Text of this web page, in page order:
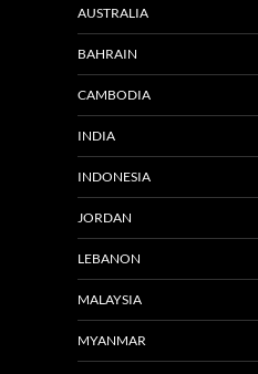
AUSTRALIA
BAHRAIN
CAMBODIA
INDIA
INDONESIA
JORDAN
LEBANON
MALAYSIA
MYANMAR